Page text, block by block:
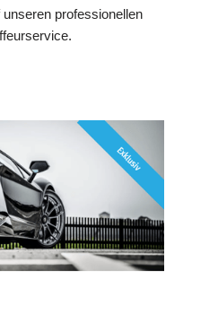
professionellen